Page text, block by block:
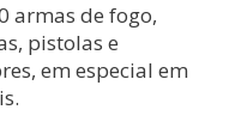
armas de fogo,
pistolas e
em especial em